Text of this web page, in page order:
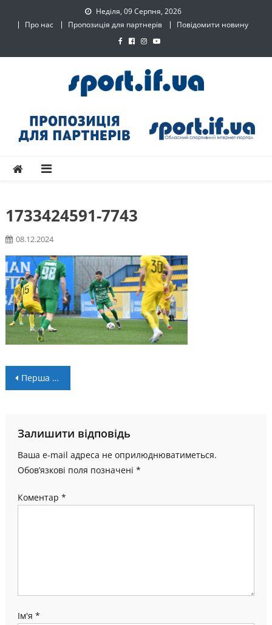
Неділя, 09 Серпня, 2026
Про нас
Пропозиція для партнерів Повідомити новину
SPORT.IF.UA – Обласний
спортивний інтернет-
1733424591-7743
08.12.2024
Навігація
Перша ліга: другий етап “Прикарпаття”розпочне гостьовим матчем з “Маріуполем”
Залишити відповідь
Ваша e-mail адреса не оприлюднюватиметься.
Обов’язкові поля позначені *
Коментар *
Ім'я *